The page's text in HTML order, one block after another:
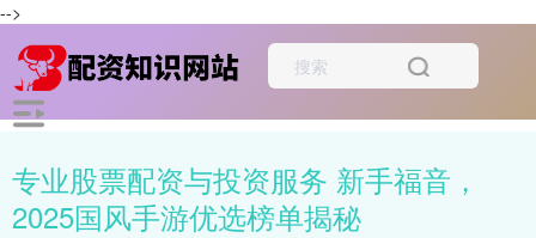
-->
专业股票配资与投资服务 新手福音，
2025国风手游优选榜单揭秘